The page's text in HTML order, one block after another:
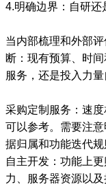
4.明确边界：自研还
当内部梳理和外部
断：现有预算、时
服务，还是投入力量
采购定制服务：速
可以参考。需要注
据归属和功能迭代规
自主开发：功能上
力、服务器资源以